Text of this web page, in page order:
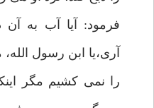
فرمود: آیا آب به
آری،یا ابن رسول
را نمی کشیم مگر